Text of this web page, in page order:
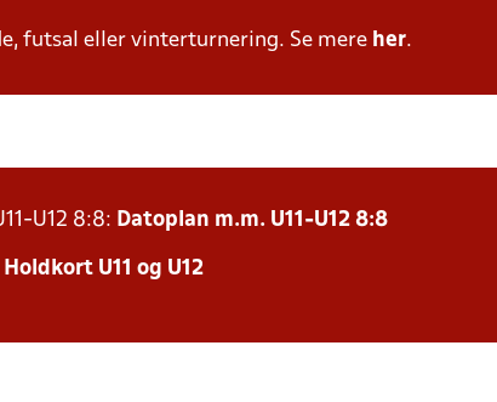
futsal eller vinterturnering. Se mere her.
U12 8:8: Datoplan m.m. U11-U12 8:8
Holdkort U11 og U12